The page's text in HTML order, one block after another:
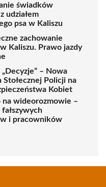
świadków
udziałem
psa w Kaliszu
zachowanie
Kaliszu. Prawo jazdy
„Decyzje” – Nowa
Stołecznej Policji na
Kobiet
na wideorozmowie –
i pracowników